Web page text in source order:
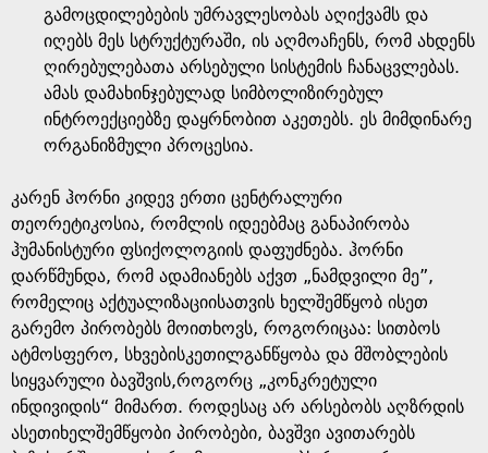
გამოცდილებების უმრავლესობას აღიქვამს და
იღებს მეს სტრუქტურაში, ის აღმოაჩენს, რომ ახდენს
ღირებულებათა არსებული სისტემის ჩანაცვლებას.
ამას დამახინჯებულად სიმბოლიზირებულ
ინტროექციებზე დაყრნობით აკეთებს. ეს მიმდინარე
ორგანიზმული პროცესია.
კარენ ჰორნი კიდევ ერთი ცენტრალური
თეორეტიკოსია, რომლის იდეებმაც განაპირობა
ჰუმანისტური ფსიქოლოგიის დაფუძნება. ჰორნი
დარწმუნდა, რომ ადამიანებს აქვთ „ნამდვილი მე”,
რომელიც აქტუალიზაციისათვის ხელშემწყობ ისეთ
გარემო პირობებს მოითხოვს, როგორიცაა: სითბოს
ატმოსფერო, სხვებისკეთილგანწყობა და მშობლების
სიყვარული ბავშვის,როგორც „კონკრეტული
ინდივიდის“ მიმართ. როდესაც არ არსებობს აღზრდის
ასეთიხელშემწყობი პირობები, ბავშვი ავითარებს